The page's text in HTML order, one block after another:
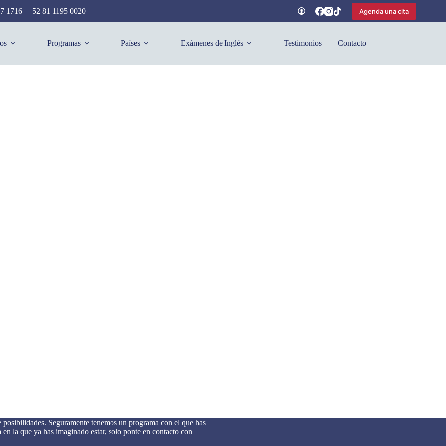
1716 | +52 81 1195 0020 Agenda una cita
Programas Países Exámenes de Inglés Testimonios Contacto
Seguramente tenemos un programa con el que has
en la que ya has imaginado estar, solo ponte en contacto con